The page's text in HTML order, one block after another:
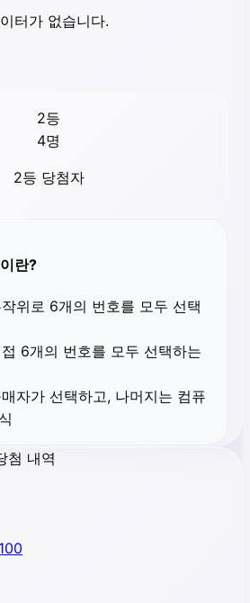
터가 없습니다.
2등
4명
2등 당첨자
란?
위로 6개의 번호를 모두 선택
6개의 번호를 모두 선택하는
자가 선택하고, 나머지는 컴퓨
첨 내역